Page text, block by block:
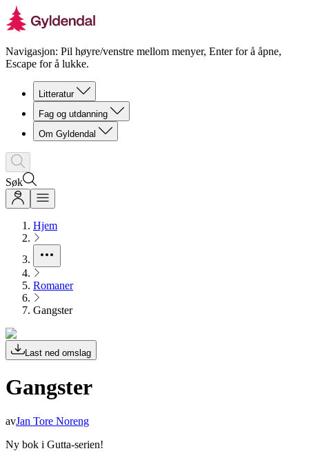
Navigasjon: Pil høyre/venstre mellom menyer, Enter for å åpne,
Escape for å lukke.
Litteratur
Fag og utdanning
Om Gyldendal
Søk
Hjem
Romaner
Gangster
Last ned omslag
Gangster
avJan Tore Noreng
Ny bok i Gutta-serien!